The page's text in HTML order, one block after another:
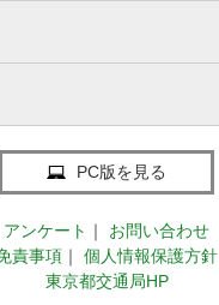
PC版を見る
アンケート ｜
お問い合わせ
責事項 ｜
個人情報保護方針
東京都交通局HP